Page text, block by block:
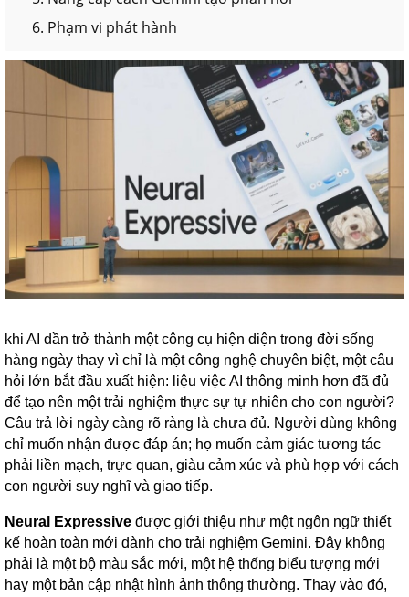
6. Phạm vi phát hành
khi AI dần trở thành một công cụ hiện diện trong đời sống
hàng ngày thay vì chỉ là một công nghệ chuyên biệt, một câu
hỏi lớn bắt đầu xuất hiện: liệu việc AI thông minh hơn đã đủ
để tạo nên một trải nghiệm thực sự tự nhiên cho con người?
Câu trả lời ngày càng rõ ràng là chưa đủ. Người dùng không
chỉ muốn nhận được đáp án; họ muốn cảm giác tương tác
phải liền mạch, trực quan, giàu cảm xúc và phù hợp với cách
con người suy nghĩ và giao tiếp.
Neural Expressive được giới thiệu như một ngôn ngữ thiết
kế hoàn toàn mới dành cho trải nghiệm Gemini. Đây không
phải là một bộ màu sắc mới, một hệ thống biểu tượng mới
hay một bản cập nhật hình ảnh thông thường. Thay vào đó,